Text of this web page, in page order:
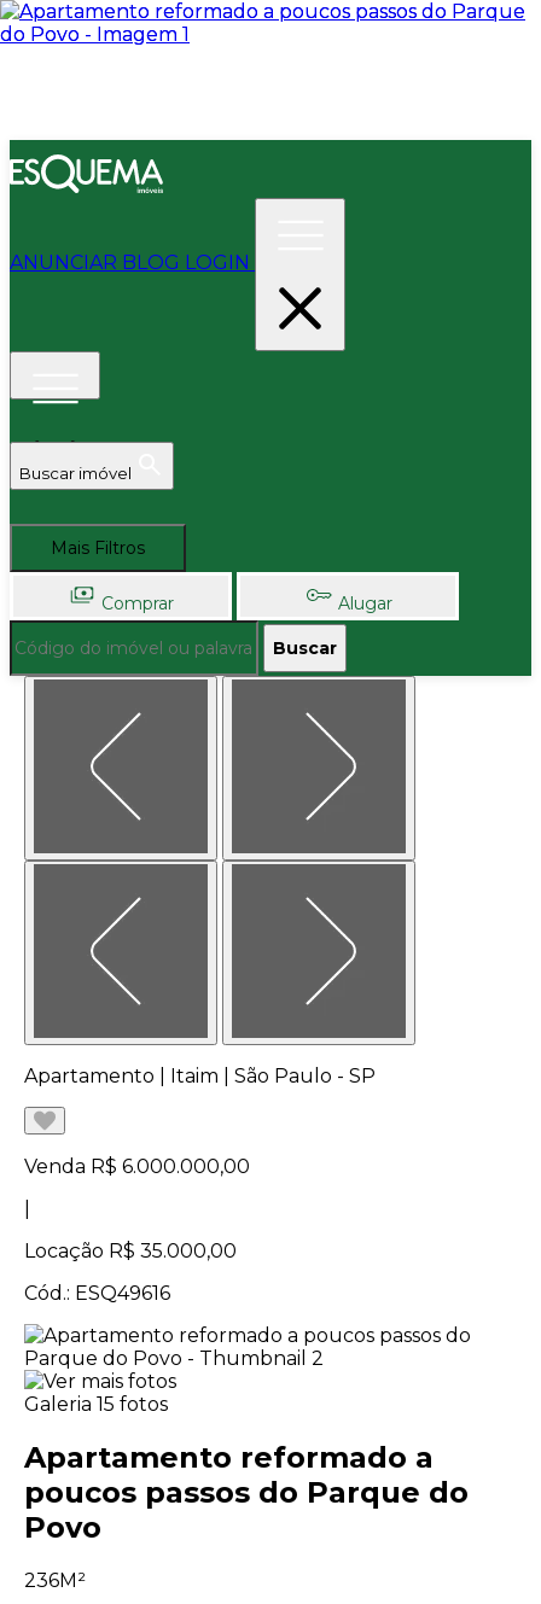
ANUNCIAR BLOG LOGIN
Buscar imóvel
Mais Filtros
Comprar Alugar
Buscar
Apartamento | Itaim | São Paulo - SP
Venda R$ 6.000.000,00
Locação R$ 35.000,00
Cód.: ESQ49616
Galeria 15 fotos
Apartamento reformado a
poucos passos do Parque do
Povo
236M²